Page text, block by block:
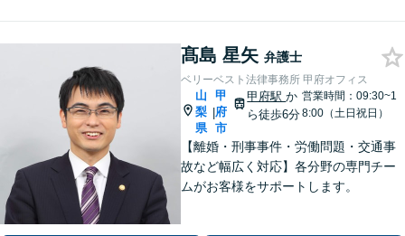
髙島 星矢 弁護士
ベリーベスト法律事務所 甲府オフィス
山
梨
県
|
甲
府
市
甲府駅か
ら徒歩6分
営業時間：09:30~1
8:00（土日祝日）
【離婚・刑事事件・労働問題・交通事
故など幅広く対応】各分野の専門チー
ムがお客様をサポートします。